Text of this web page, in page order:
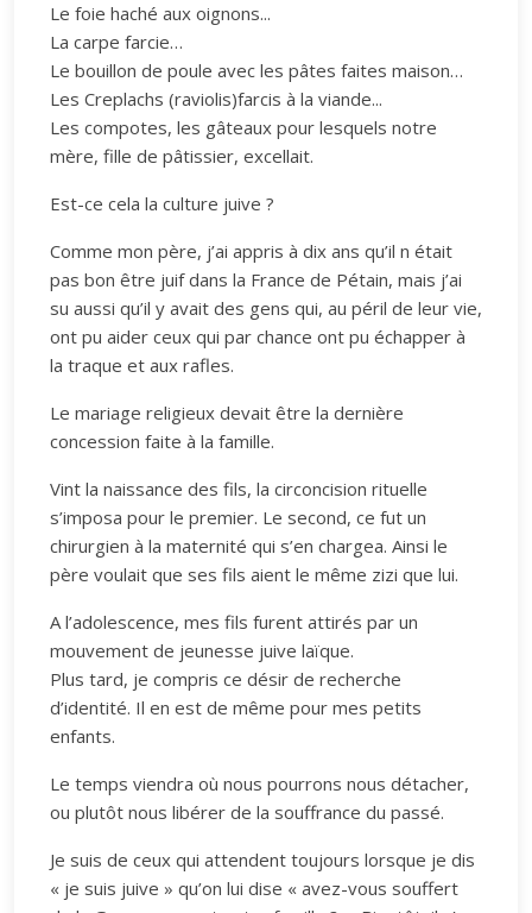
Le foie haché aux oignons...
La carpe farcie…
Le bouillon de poule avec les pâtes faites maison…
Les Creplachs (raviolis)farcis à la viande...
Les compotes, les gâteaux pour lesquels notre
mère, fille de pâtissier, excellait.
Est-ce cela la culture juive ?
Comme mon père, j’ai appris à dix ans qu’il n était
pas bon être juif dans la France de Pétain, mais j’ai
su aussi qu’il y avait des gens qui, au péril de leur vie,
ont pu aider ceux qui par chance ont pu échapper à
la traque et aux rafles.
Le mariage religieux devait être la dernière
concession faite à la famille.
Vint la naissance des fils, la circoncision rituelle
s’imposa pour le premier. Le second, ce fut un
chirurgien à la maternité qui s’en chargea. Ainsi le
père voulait que ses fils aient le même zizi que lui.
A l’adolescence, mes fils furent attirés par un
mouvement de jeunesse juive laïque.
Plus tard, je compris ce désir de recherche
d’identité. Il en est de même pour mes petits
enfants.
Le temps viendra où nous pourrons nous détacher,
ou plutôt nous libérer de la souffrance du passé.
Je suis de ceux qui attendent toujours lorsque je dis
« je suis juive » qu’on lui dise « avez-vous souffert